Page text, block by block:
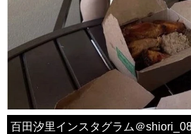
百田汐里インスタグラム＠